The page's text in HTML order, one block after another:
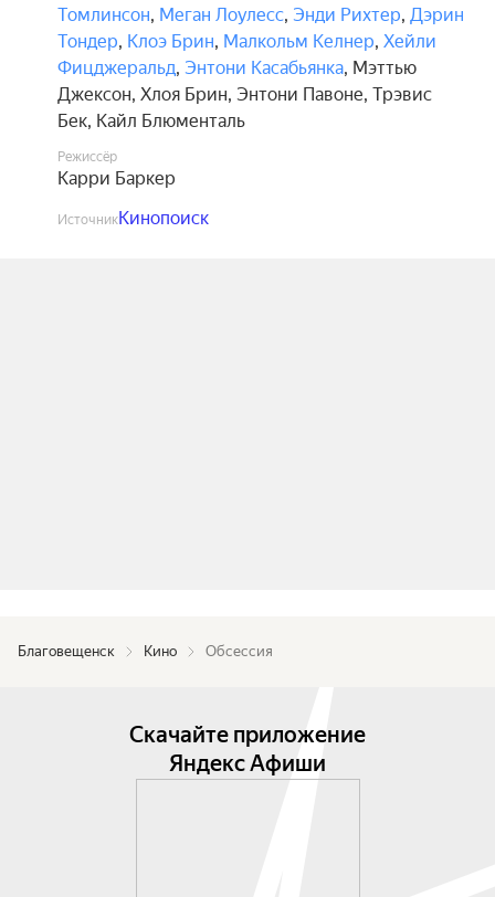
Томлинсон, Меган Лоулесс, Энди Рихтер, Дэрин
Тондер, Клоэ Брин, Малкольм Келнер, Хейли
Фицджеральд, Энтони Касабьянка, Мэттью
Джексон, Хлоя Брин, Энтони Павоне, Трэвис
Бек, Кайл Блюменталь
Режиссёр
Карри Баркер
ИсточникКинопоиск
Благовещенск Кино Обсессия
Скачайте приложение
Яндекс Афиши